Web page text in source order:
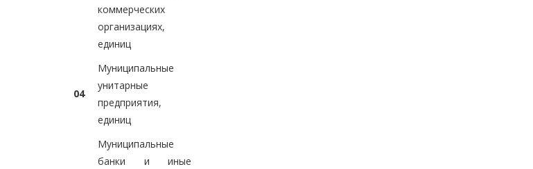
коммерческих
организациях,
единиц
04
Муниципальные
унитарные
предприятия,
единиц
Муниципальные
банки и иные